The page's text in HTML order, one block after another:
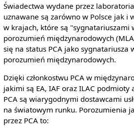
Świadectwa wydane przez
uznawane są zarówno w Polsce jak i
w krajach, które są "sygnatariuszami
porozumień międzynarodowych
się na status PCA jako sygnatariusza
porozumień międzynarodowych.
Dzięki członkostwu PCA w
jakimi są EA, IAF oraz ILAC
PCA są wiarygodnymi dostawcami
na światowym runku. Porozumienia
przez PCA to: